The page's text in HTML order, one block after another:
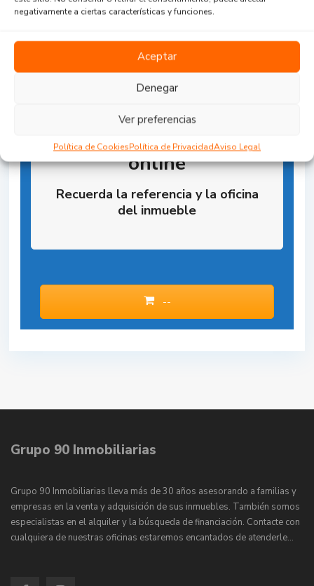
negativamente a ciertas características y funciones.
Aceptar
Denegar
Ver preferencias
Política de CookiesPolítica de PrivacidadAviso Legal
Reserva la Propiedad
online
Recuerda la referencia y la oficina
del inmueble
--
Grupo 90 Inmobiliarias
Grupo 90 Inmobiliarias lleva más de 30 años asesorando a familias y
empresas en la venta y adquisición de sus inmuebles. También somos
especialistas en el alquiler y la búsqueda de financiación. Contacte con
cualquiera de nuestras oficinas estaremos encantados de atenderle…